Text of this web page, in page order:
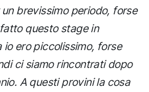
brevissimo periodo, forse
questo stage in
io ero piccolissimo, forse
ci siamo rincontrati dopo
A questi provini la cosa